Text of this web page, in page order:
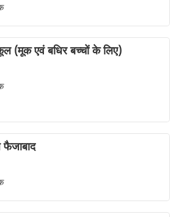
(मूक एवं बधिर बच्चों के लिए)